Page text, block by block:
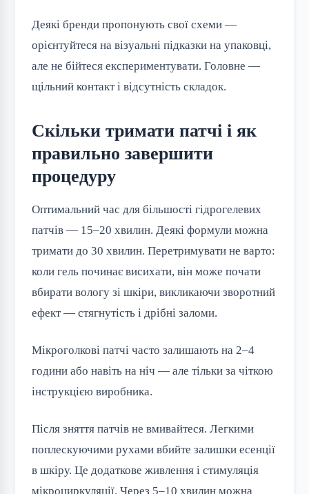
Деякі бренди пропонують свої схеми —
орієнтуйтеся на візуальні підказки на упаковці,
але не бійтеся експериментувати. Головне —
щільний контакт і відсутність складок.
Скільки тримати патчі і як
правильно завершити
процедуру
Оптимальний час для більшості гідрогелевих
патчів — 15–20 хвилин. Деякі формули можна
тримати до 30 хвилин. Перетримувати не варто:
коли гель починає висихати, він може почати
вбирати вологу зі шкіри, викликаючи зворотний
ефект — стягнутість і дрібні заломи.
Мікроголкові патчі часто залишають на 2–4
години або навіть на ніч — але тільки за чіткою
інструкцією виробника.
Після зняття патчів не вмивайтеся. Легкими
поплескуючими рухами вбийте залишки есенції
в шкіру. Це додаткове живлення і стимуляція
мікроциркуляції. Через 5–10 хвилин можна